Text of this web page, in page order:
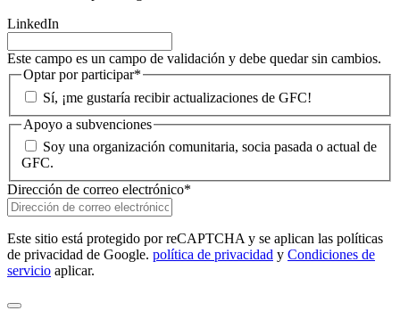
LinkedIn
Este campo es un campo de validación y debe quedar sin cambios.
Optar por participar*
Sí, ¡me gustaría recibir actualizaciones de GFC!
Apoyo a subvenciones
Soy una organización comunitaria, socia pasada o actual de
GFC.
Dirección de correo electrónico*
Este sitio está protegido por reCAPTCHA y se aplican las políticas
de privacidad de Google. política de privacidad y Condiciones de
servicio aplicar.